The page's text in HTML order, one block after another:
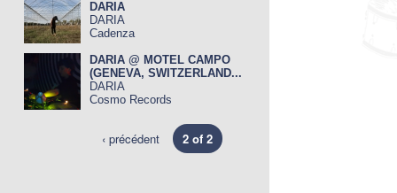
DARIA
DARIA
Cadenza
DARIA @ MOTEL CAMPO
(GENEVA, SWITZERLAND...
DARIA
Cosmo Records
‹ précédent 2 of 2